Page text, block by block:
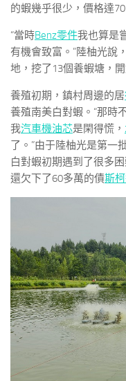
的蝦幾乎很少，價格達
“當時Benz零件我也算是
有機會致富。”陸柚光說
地，挖了13個養蝦塘，
養殖初期，鎮村周邊的居
養殖南美白對蝦。“那時
我汽車機油芯是閑得慌，
了。”由于陸柚光是第一
白對蝦初期遇到了很多
還欠下了60多萬的債斯